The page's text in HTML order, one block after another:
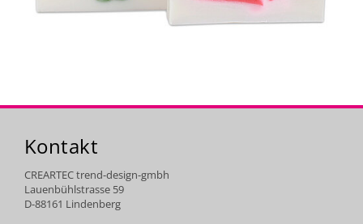
Kontakt
CREARTEC trend-design-gmbh
Lauenbühlstrasse 59
D-88161 Lindenberg